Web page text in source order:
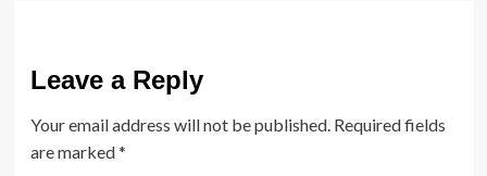
Leave a Reply
Your email address will not be published. Required fields
are marked*